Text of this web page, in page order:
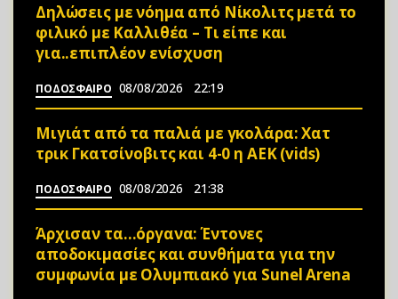
Δηλώσεις με νόημα από Νίκολιτς μετά το
φιλικό με Καλλιθέα – Τι είπε και
για..επιπλέον ενίσχυση
ΠΟΔΟΣΦΑΙΡΟ 08/08/2026 22:19
Μιγιάτ από τα παλιά με γκολάρα: Χατ
τρικ Γκατσίνοβιτς και 4-0 η ΑΕΚ (vids)
ΠΟΔΟΣΦΑΙΡΟ 08/08/2026 21:38
Άρχισαν τα…όργανα: Έντονες
αποδοκιμασίες και συνθήματα για την
συμφωνία με Ολυμπιακό για Sunel Arena